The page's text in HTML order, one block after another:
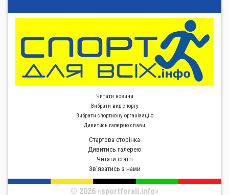
Читати новини
Вибрати вид спорту
Вибрати спортивну органiзацiю
Дивитись галерею слави
Стартова сторiнка
Дивитись галерею
Читати статті
Зв'язатись з нами
© 2026 «sportforall.info»